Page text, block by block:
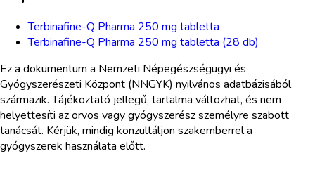
Terbinafine-Q Pharma 250 mg tabletta
Terbinafine-Q Pharma 250 mg tabletta (28 db)
Ez a dokumentum a Nemzeti Népegészségügyi és
Gyógyszerészeti Központ (NNGYK) nyilvános adatbázisából
származik. Tájékoztató jellegű, tartalma változhat, és nem
helyettesíti az orvos vagy gyógyszerész személyre szabott
tanácsát. Kérjük, mindig konzultáljon szakemberrel a
gyógyszerek használata előtt.